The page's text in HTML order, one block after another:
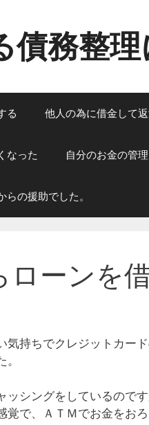
債務整
る 他人の為に借金して
なった 自分のお金の管
の援助でした。
ーンを
気持ちでクレジットカー
。
ッシングをしているので
で、ＡＴＭでお金をおろ